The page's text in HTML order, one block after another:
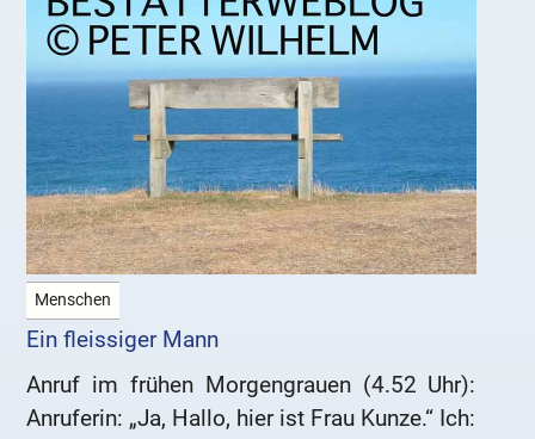
Menschen
Ein fleissiger Mann
Anruf im frühen Morgengrauen (4.52 Uhr):
Anruferin: „Ja, Hallo, hier ist Frau Kunze.“ Ich: